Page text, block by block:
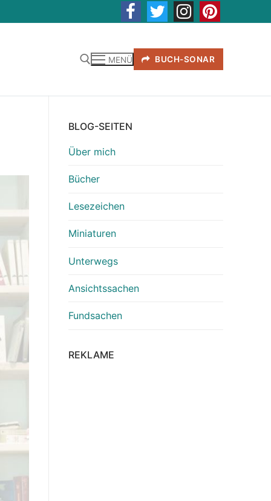
MENÜ BUCH-SONAR
BLOG-SEITEN
Über mich
Bücher
Lesezeichen
Miniaturen
Unterwegs
Ansichtssachen
Fundsachen
REKLAME